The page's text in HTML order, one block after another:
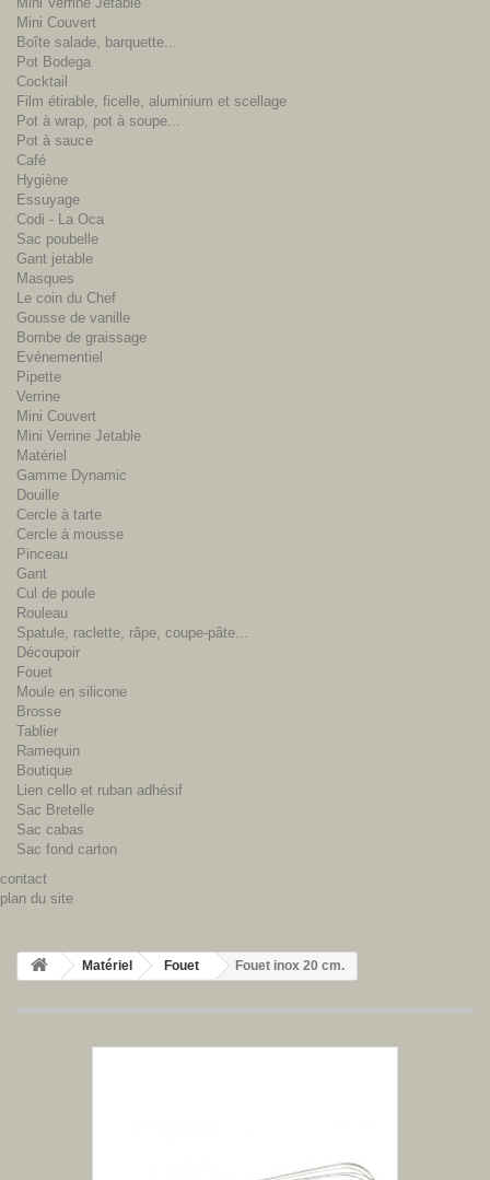
Mini Couvert
Boîte salade, barquette...
Pot Bodega
Cocktail
Film étirable, ficelle, aluminium et scellage
Pot à wrap, pot à soupe...
Pot à sauce
Café
Hygiène
Essuyage
Codi - La Oca
Sac poubelle
Gant jetable
Masques
Le coin du Chef
Gousse de vanille
Bombe de graissage
Evénementiel
Pipette
Verrine
Mini Couvert
Mini Verrine Jetable
Matériel
Gamme Dynamic
Douille
Cercle à tarte
Cercle à mousse
Pinceau
Gant
Cul de poule
Rouleau
Spatule, raclette, râpe, coupe-pâte...
Découpoir
Fouet
Moule en silicone
Brosse
Tablier
Ramequin
Boutique
Lien cello et ruban adhésif
Sac Bretelle
Sac cabas
Sac fond carton
contact
plan du site
Matériel Fouet Fouet inox 20 cm.